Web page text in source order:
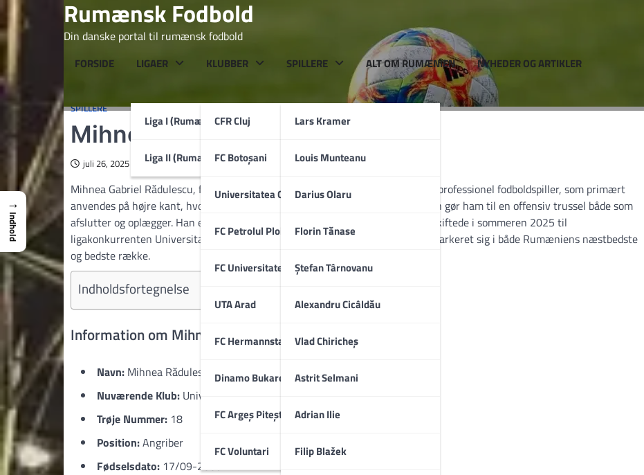
Skip
to
content
Rumænsk Fodbold
Din danske portal til rumænsk fodbold
FORSIDE LIGAER
Liga I (Rumænien)
Liga II (Rumænien)
KLUBBER
CFR Cluj
FC Botoșani
Universitatea Craiova
FC Petrolul Ploiești
FC Universitatea Cluj
UTA Arad
FC Hermannstadt
Dinamo Bukarest
FC Argeș Pitești
FC Voluntari
SPILLERE
Lars Kramer
Louis Munteanu
Darius Olaru
Florin Tănase
Ștefan Târnovanu
Alexandru Cicâldău
Vlad Chiricheș
Astrit Selmani
Adrian Ilie
Filip Blažek
ALT OM RUMÆNIEN NYHEDER OG ARTIKLER
SPILLERE
Mihnea Rădulescu
juli 26, 2025
Mihnea Gabriel Rădulescu, født 17. september 2005 i Ploiești, er en rumænsk professionel fodboldspiller, som primært
anvendes på højre kant, hvor hans venstrefod og evne til at trække ind i banen gør ham til en offensiv trussel både som
afslutter og oplægger. Han er produkt af Petrolul Ploieștis talentudvikling og skiftede i sommeren 2025 til
ligakonkurrenten Universitatea Craiova efter allerede som teenager at have markeret sig i både Rumæniens næstbedste
og bedste række.
Indholdsfortegnelse
Information om Mihnea Rădulescu
Navn: Mihnea Rădulescu
Nuværende Klub: Universitatea Craiova
Trøje Nummer: 18
Position:Angriber
Fødselsdato: 17/09-2005
→
Indhold